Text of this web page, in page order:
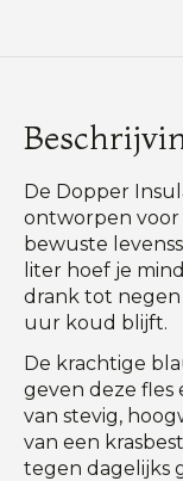
De Dopper
ontworpen voor
bewuste
liter hoef je
drank tot
uur koud blijft.
De krachtige
geven deze fles
van stevig,
van een
tegen dagelijks